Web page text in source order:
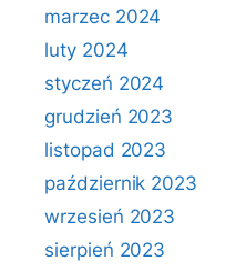
marzec 2024
luty 2024
styczeń 2024
grudzień 2023
listopad 2023
październik 2023
wrzesień 2023
sierpień 2023